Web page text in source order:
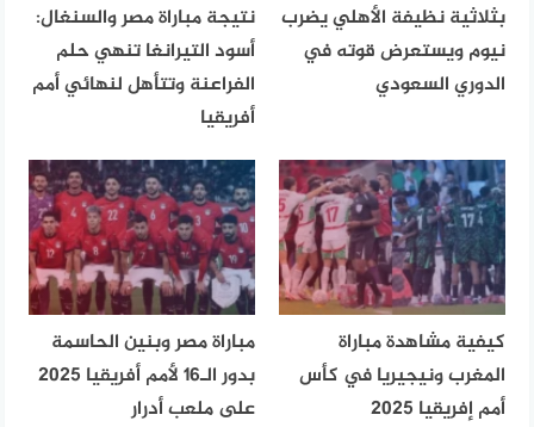
بثلاثية نظيفة الأهلي يضرب
نيوم ويستعرض قوته في
الدوري السعودي
نتيجة مباراة مصر والسنغال:
أسود التيرانغا تنهي حلم
الفراعنة وتتأهل لنهائي أمم
أفريقيا
كيفية مشاهدة مباراة
المغرب ونيجيريا في كأس
أمم إفريقيا 2025
مباراة مصر وبنين الحاسمة
بدور الـ16 لأمم أفريقيا 2025
على ملعب أدرار